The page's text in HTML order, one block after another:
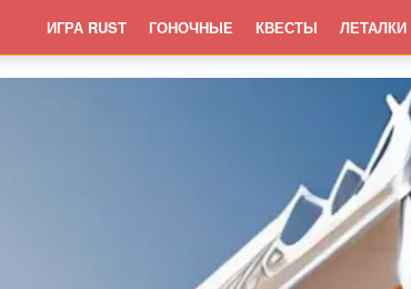
ИГРА RUST ГОНОЧНЫЕ КВЕСТЫ ЛЕТАЛКИ